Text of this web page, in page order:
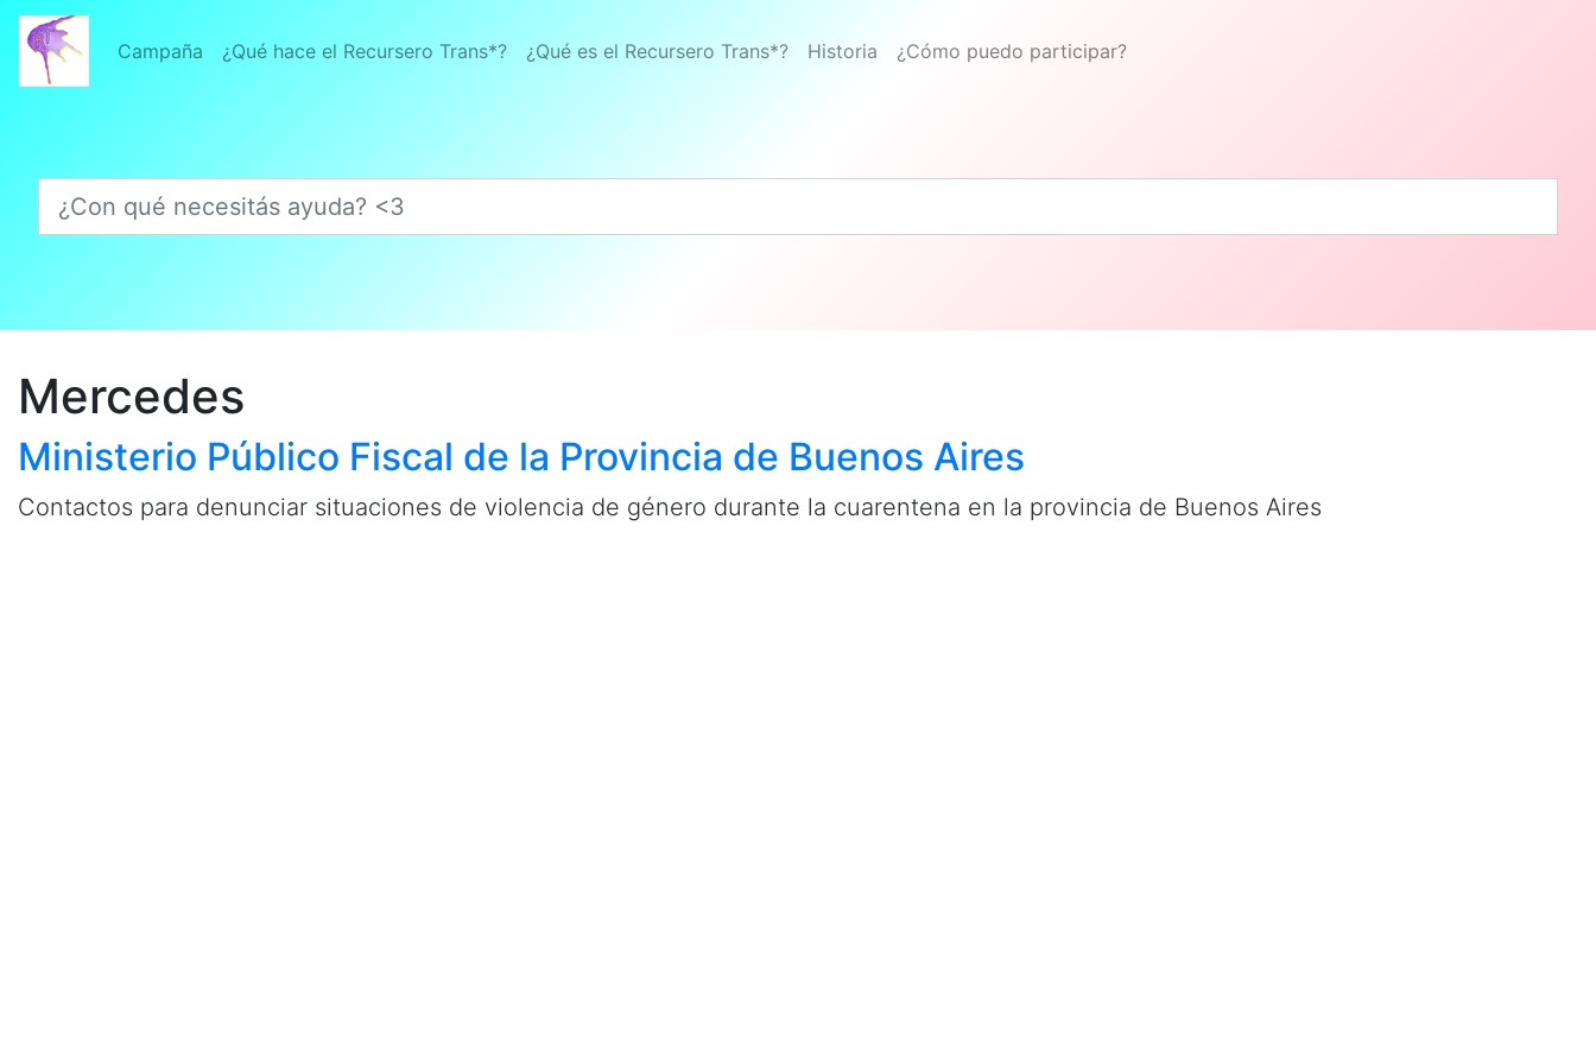
Campaña ¿Qué hace el Recursero Trans*? ¿Qué es el Recursero Trans*? Historia ¿Cómo puedo participar?
¿Con qué necesitás ayuda? <3
Mercedes
Ministerio Público Fiscal de la Provincia de Buenos Aires
Contactos para denunciar situaciones de violencia de género durante la cuarentena en la provincia de Buenos Aires